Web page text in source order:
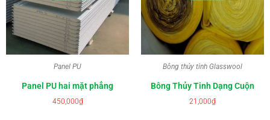
Panel PU
Panel PU hai mặt phẳng
450,000₫
Bông thủy tinh Glasswool
Bông Thủy Tinh Dạng Cuộn
21,000₫